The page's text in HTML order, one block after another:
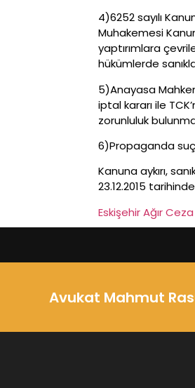
4)6252 sayılı
Muhakemesi
yaptırımlara
hükümlerde
5)Anayasa
iptal kararı ile
zorunluluk
6)Propaganda
Kanuna aykırı,
23.12.2015
Eskişehir Ağır
Avukat Mahmut